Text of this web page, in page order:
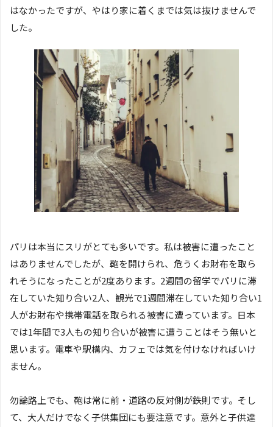
はなかったですが、やはり家に着くまでは気は抜けませんで
した。
パリは本当にスリがとても多いです。私は被害に遭ったこと
はありませんでしたが、鞄を開けられ、危うくお財布を取ら
れそうになったことが2度あります。2週間の留学でパリに滞
在していた知り合い2人、観光で1週間滞在していた知り合い1
人がお財布や携帯電話を取られる被害に遭っています。日本
では1年間で3人もの知り合いが被害に遭うことはそう無いと
思います。電車や駅構内、カフェでは気を付けなければいけ
ません。
勿論路上でも、鞄は常に前・道路の反対側が鉄則です。そし
て、大人だけでなく子供集団にも要注意です。意外と子供達